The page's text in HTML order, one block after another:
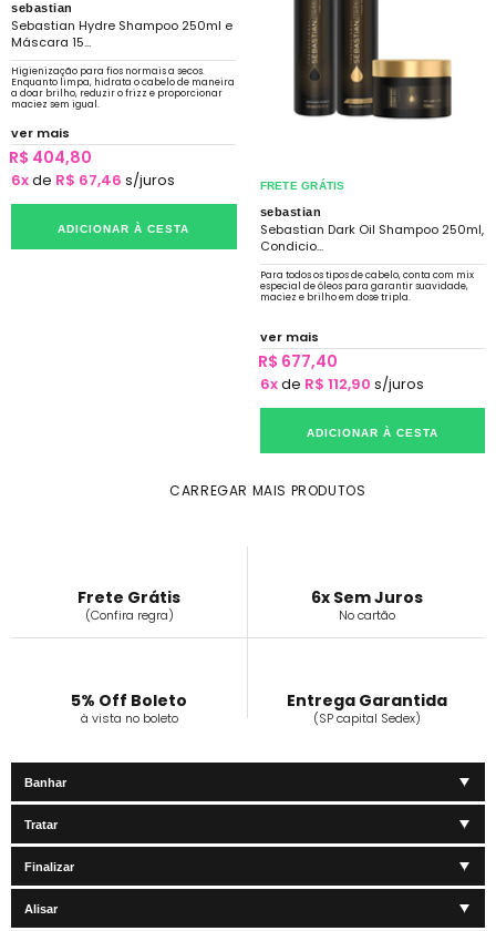
sebastian
Sebastian Hydre Shampoo 250ml e
Máscara 15...
Higienização para fios normais a secos.
Enquanto limpa, hidrata o cabelo de maneira
a doar brilho, reduzir o frizz e proporcionar
maciez sem igual.
ver mais
R$ 404,80
6xde R$ 67,46 s/juros
ADICIONAR À CESTA
FRETE GRÁTIS
sebastian
Sebastian Dark Oil Shampoo 250ml,
Condicio...
Para todos os tipos de cabelo, conta com mix
especial de óleos para garantir suavidade,
maciez e brilho em dose tripla.
ver mais
R$ 677,40
6xde R$ 112,90 s/juros
ADICIONAR À CESTA
CARREGAR MAIS PRODUTOS
Frete Grátis
(Confira regra)
6x Sem Juros
No cartão
5% Off Boleto
à vista no boleto
Entrega Garantida
(SP capital Sedex)
Banhar
Tratar
Finalizar
Alisar